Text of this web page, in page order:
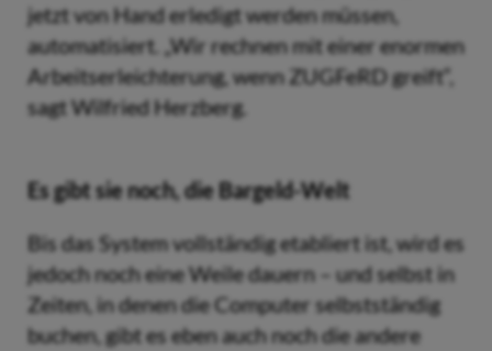
jetzt von Hand erledigt werden müssen,
automatisiert. „Wir rechnen mit einer enormen
Arbeitserleichterung, wenn ZUGFeRD greift“,
sagt Wilfried Herzberg.
Es gibt sie noch, die Bargeld-Welt
Bis das System vollständig etabliert ist, wird es
jedoch noch eine Weile dauern – und selbst in
Zeiten, in denen die Computer selbstständig
buchen, gibt es eben auch noch die andere